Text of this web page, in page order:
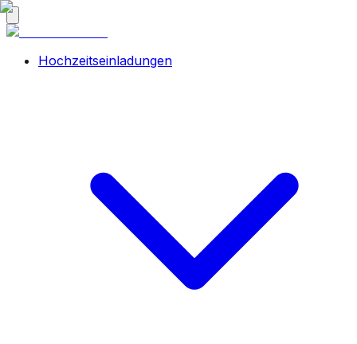
Hochzeitseinladungen